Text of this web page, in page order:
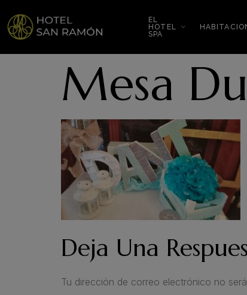
EL
HOTEL
SPA
Mesa
Deja Una
Tu dirección de correo electrónico no